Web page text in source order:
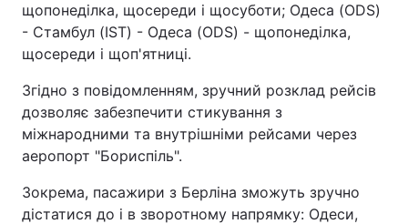
щопонеділка, щосереди і щосуботи; Одеса (ODS)
- Стамбул (IST) - Одеса (ODS) - щопонеділка,
щосереди і щоп'ятниці.
Згідно з повідомленням, зручний розклад рейсів
дозволяє забезпечити стикування з
міжнародними та внутрішніми рейсами через
аеропорт "Бориспіль".
Зокрема, пасажири з Берліна зможуть зручно
дістатися до і в зворотному напрямку: Одеси,